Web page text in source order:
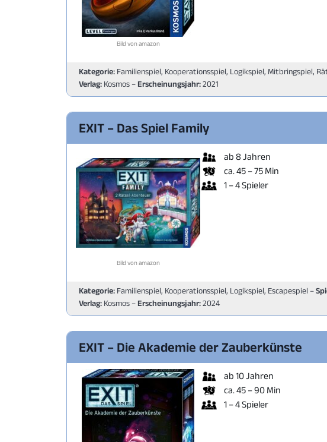
Bild von amazon
Kategorie: Familienspiel, Kooperationsspiel, Logikspiel, Mitbringspiel,
Verlag: Kosmos – Erscheinungsjahr:2021
EXIT – Das Spiel Family
Bild von amazon
ab 8 Jahren
ca. 45 – 75 Min
1 – 4 Spieler
Kategorie: Familienspiel, Kooperationsspiel, Logikspiel, Escapespiel –
Verlag: Kosmos – Erscheinungsjahr:2024
EXIT – Die Akademie der Zauberkünste
ab 10 Jahren
ca. 45 – 90 Min
1 – 4 Spieler